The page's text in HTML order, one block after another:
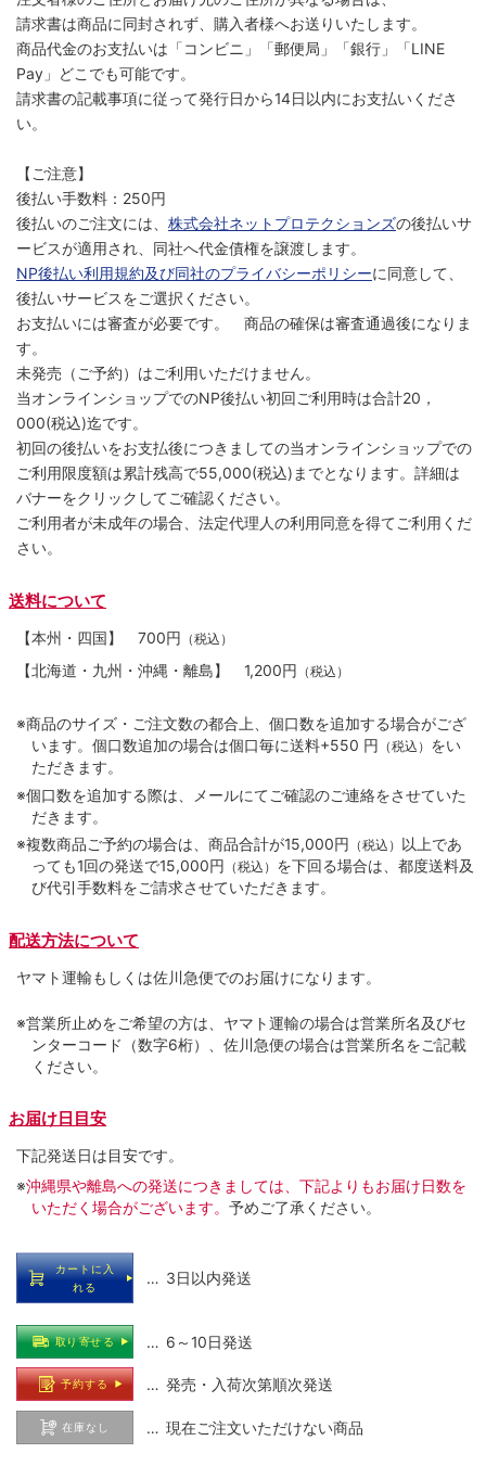
請求書は商品に同封されず、購入者様へお送りいたします。
商品代金のお支払いは「コンビニ」「郵便局」「銀行」「LINE
Pay」どこでも可能です。
請求書の記載事項に従って発行日から14日以内にお支払いくださ
い。
【ご注意】
後払い手数料：250円
後払いのご注文には、 株式会社ネットプロテクションズの後払いサ
ービスが適用され、同社へ代金債権を譲渡します。
NP後払い利用規約及び同社のプライバシーポリシーに同意して、
後払いサービスをご選択ください。
お支払いには審査が必要です。 商品の確保は審査通過後になりま
す。
未発売（ご予約）はご利用いただけません。
当オンラインショップでのNP後払い初回ご利用時は合計20，
000(税込)迄です。
初回の後払いをお支払後につきましての当オンラインショップでの
ご利用限度額は累計残高で55,000(税込)までとなります。詳細は
バナーをクリックしてご確認ください。
ご利用者が未成年の場合、法定代理人の利用同意を得てご利用くだ
さい。
送料について
【本州・四国】 700円 （税込）
【北海道・九州・沖縄・離島】 1,200円 （税込）
※商品のサイズ・ご注文数の都合上、個口数を追加する場合がござ
います。個口数追加の場合は個口毎に送料+550 円 （税込） をい
ただきます。
※個口数を追加する際は、メールにてご確認のご連絡をさせていた
だきます。
※複数商品ご予約の場合は、商品合計が15,000円 （税込） 以上であ
っても1回の発送で15,000円 （税込） を下回る場合は、都度送料及
び代引手数料をご請求させていただきます。
配送方法について
ヤマト運輸もしくは佐川急便でのお届けになります。
※営業所止めをご希望の方は、ヤマト運輸の場合は営業所名及びセ
ンターコード（数字6桁）、佐川急便の場合は営業所名をご記載
ください。
お届け日目安
下記発送日は目安です。
※沖縄県や離島への発送につきましては、下記よりもお届け日数を
いただく場合がございます。 予めご了承ください。
カートに入
れる
… 3日以内発送
取り寄せる … 6～10日発送
予約する … 発売・入荷次第順次発送
在庫なし … 現在ご注文いただけない商品